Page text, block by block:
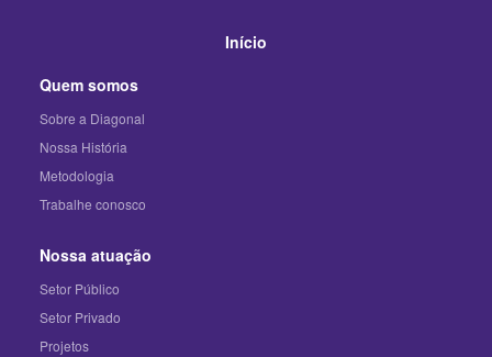
Início
Quem somos
Sobre a Diagonal
Nossa História
Metodologia
Trabalhe conosco
Nossa atuação
Setor Público
Setor Privado
Projetos